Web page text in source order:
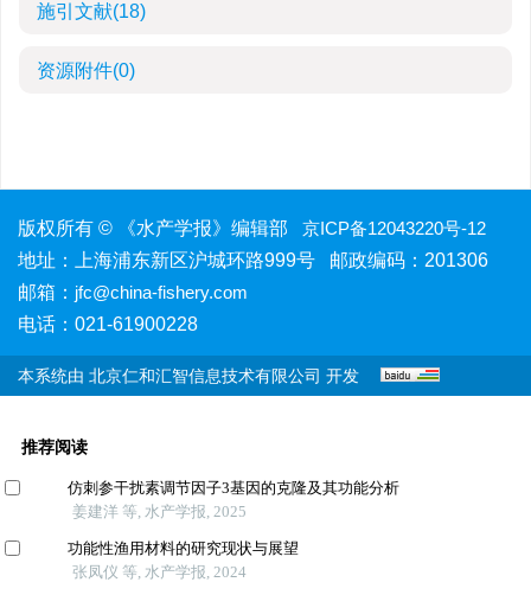
施引文献(18)
资源附件(0)
版权所有 © 《水产学报》编辑部 京ICP备12043220号-12
地址：上海浦东新区沪城环路999号 邮政编码：201306
邮箱： jfc@china-fishery.com
电话：021-61900228
本系统由 北京仁和汇智信息技术有限公司 开发